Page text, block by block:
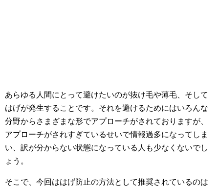
あらゆる人間にとって避けたいのが抜け毛や薄毛、そして
はげが発生することです。それを避けるためにはいろんな
分野からさまざまな形でアプローチがされておりますが、
アプローチがされすぎているせいで情報過多になってしま
い、訳が分からない状態になっている人も少なくないでし
ょう。
そこで、今回ははげ防止の方法として推奨されているのは